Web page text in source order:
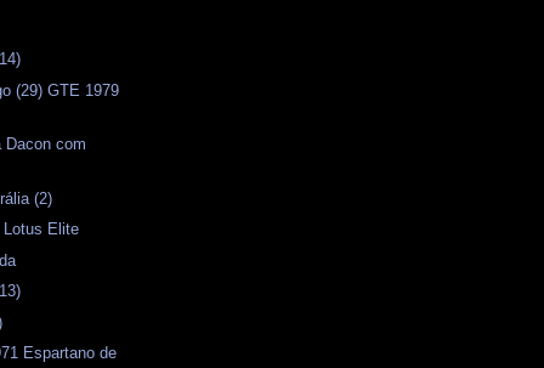
(29) GTE 1979
Dacon com
(2)
Lotus Elite
Espartano de